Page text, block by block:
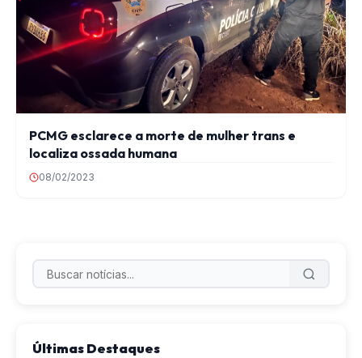
PCMG esclarece a morte de mulher trans e
localiza ossada humana
08/02/2023
Últimas Destaques